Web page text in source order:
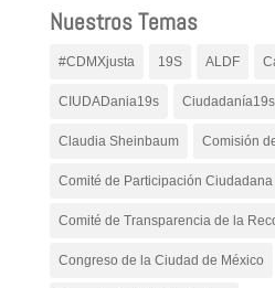
Nuestros Temas
#CDMXjusta 19S ALDF
CIUDADania19s Ciudadanía19s
Claudia Sheinbaum Comisión
Comité de Participación Ciudadana
Comité de Transparencia de la
Congreso de la Ciudad de México